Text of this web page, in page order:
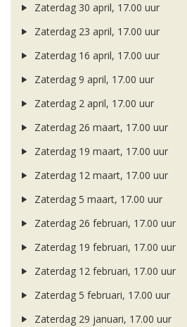
Zaterdag 30 april, 17.00 uur
Zaterdag 23 april, 17.00 uur
Zaterdag 16 april, 17.00 uur
Zaterdag 9 april, 17.00 uur
Zaterdag 2 april, 17.00 uur
Zaterdag 26 maart, 17.00 uur
Zaterdag 19 maart, 17.00 uur
Zaterdag 12 maart, 17.00 uur
Zaterdag 5 maart, 17.00 uur
Zaterdag 26 februari, 17.00 uur
Zaterdag 19 februari, 17.00 uur
Zaterdag 12 februari, 17.00 uur
Zaterdag 5 februari, 17.00 uur
Zaterdag 29 januari, 17.00 uur